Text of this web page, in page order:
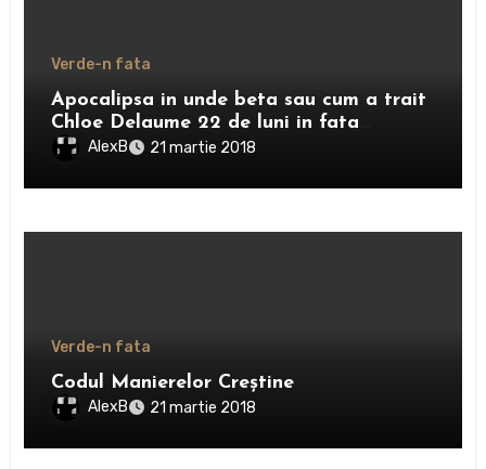
Verde-n fata
Apocalipsa in unde beta sau cum a trait
Chloe Delaume 22 de luni in fata
televizorului
AlexB 21 martie 2018
Verde-n fata
Codul Manierelor Creştine
AlexB 21 martie 2018